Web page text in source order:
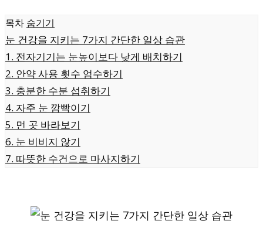
목차 숨기기
눈 건강을 지키는 7가지 간단한 일상 습관
1. 전자기기는 눈높이보다 낮게 배치하기
2. 안약 사용 횟수 엄수하기
3. 충분한 수분 섭취하기
4. 자주 눈 깜빡이기
5. 먼 곳 바라보기
6. 눈 비비지 않기
7. 따뜻한 수건으로 마사지하기